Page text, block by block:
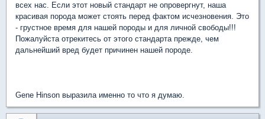
всех нас. Если этот новый стандарт не опровергнут, наша
красивая порода может стоять перед фактом исчезновения. Это
- грустное время для нашей породы и для личной свободы!!!
Пожалуйста отрекитесь от этого стандарта прежде, чем
дальнейший вред будет причинен нашей породе.
Gene Hinson выразила именно то что я думаю.